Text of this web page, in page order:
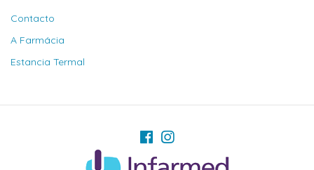
Contacto
A Farmácia
Estancia Termal